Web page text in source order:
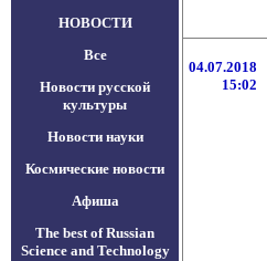
НОВОСТИ
Все
Новости русской
культуры
Новости науки
Космические новости
Афиша
The best of Russian
Science and Technology
04.07.2018
15:02